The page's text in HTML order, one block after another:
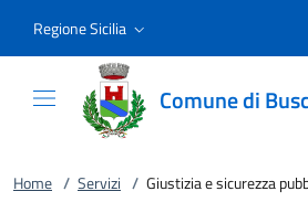
Regione Sicilia
Comune di
Home / Servizi / Giustizia e sicurezza